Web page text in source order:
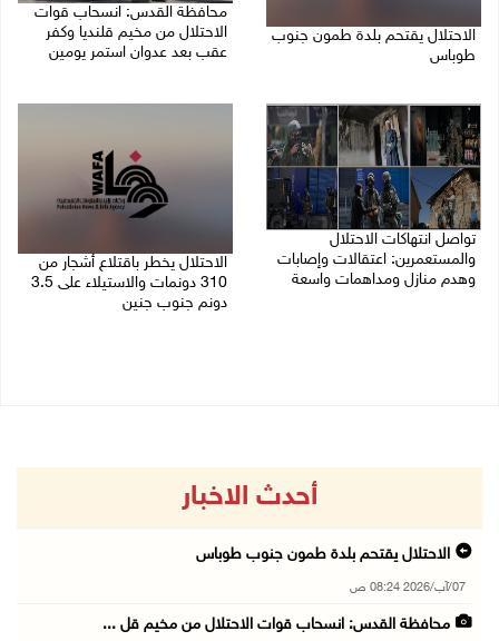
الاحتلال يقتحم بلدة طمون جنوب
طوباس
محافظة القدس: انسحاب قوات
الاحتلال من مخيم قلنديا وكفر
عقب بعد عدوان استمر يومين
تواصل انتهاكات الاحتلال
والمستعمرين: اعتقالات وإصابات
وهدم منازل ومداهمات واسعة
الاحتلال يخطر باقتلاع أشجار من
310 دونمات والاستيلاء على 3.5
دونم جنوب جنين
أحدث الاخبار
الاحتلال يقتحم بلدة طمون جنوب طوباس
07/آب/2026 08:24 ص
محافظة القدس: انسحاب قوات الاحتلال من مخيم قل ...